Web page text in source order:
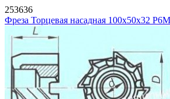
253636
Фреза Торцевая насадная 100х50х32